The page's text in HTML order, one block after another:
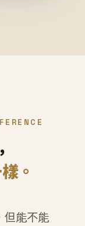
。
但能不能